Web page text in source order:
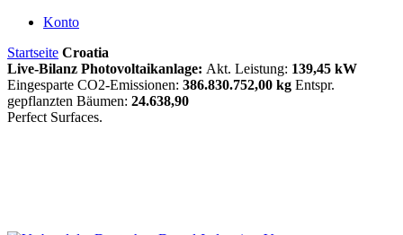
Konto
Startseite Croatia
Live-Bilanz Photovoltaikanlage: Akt. Leistung: 139,45 kW
Eingesparte CO2-Emissionen: 386.830.752,00 kg Entspr.
gepflanzten Bäumen: 24.638,90
Perfect Surfaces.